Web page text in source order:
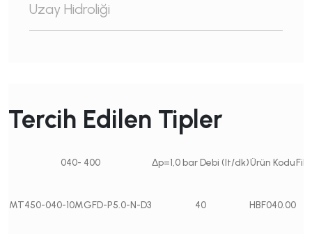
Uzay Hidroliği
Tercih Edilen Tipler
040- 400 Δp=1,0 bar Debi (lt/dk)Ürün Kodu
MT450-040-10MGFD-P5.0-N-D3 40 HBF040.00